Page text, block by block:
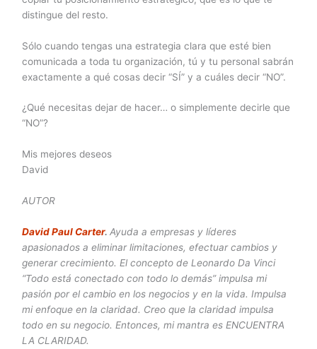
distingue del resto.
Sólo cuando tengas una estrategia clara que esté bien
comunicada a toda tu organización, tú y tu personal sabrán
exactamente a qué cosas decir “SÍ” y a cuáles decir “NO”.
¿Qué necesitas dejar de hacer… o simplemente decirle que
“NO”?
Mis mejores deseos
David
AUTOR
David Paul Carter.Ayuda a empresas y líderes
apasionados a eliminar limitaciones, efectuar cambios y
generar crecimiento. El concepto de Leonardo Da Vinci
“Todo está conectado con todo lo demás” impulsa mi
pasión por el cambio en los negocios y en la vida. Impulsa
mi enfoque en la claridad. Creo que la claridad impulsa
todo en su negocio. Entonces, mi mantra es ENCUENTRA
LA CLARIDAD.